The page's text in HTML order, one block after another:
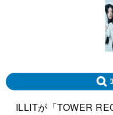
ILLITが「TOWER